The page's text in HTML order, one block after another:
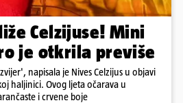
Celzijuse! Mini
je otkrila previše
napisala je Nives Celzijus u objavi
haljinici. Ovog ljeta očarava u
i crvene boje